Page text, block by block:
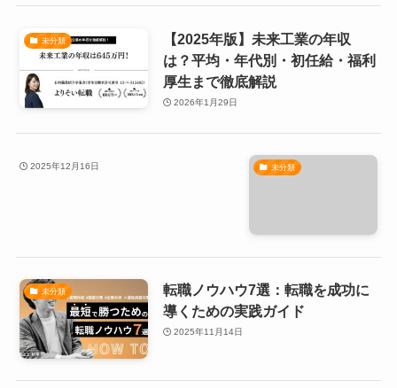
未分類
【2025年版】未来工業の年収
は？平均・年代別・初任給・福利
厚生まで徹底解説
2026年1月29日
未分類
2025年12月16日
未分類
転職ノウハウ7選：転職を成功に
導くための実践ガイド
2025年11月14日